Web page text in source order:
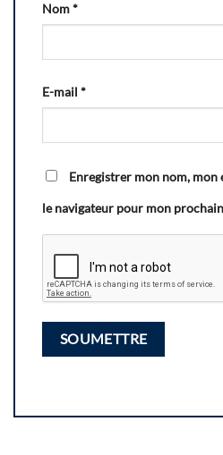
Nom*
E-mail *
Enregistrer mon nom, mon
le navigateur pour mon